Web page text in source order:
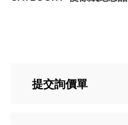
提交詢價單